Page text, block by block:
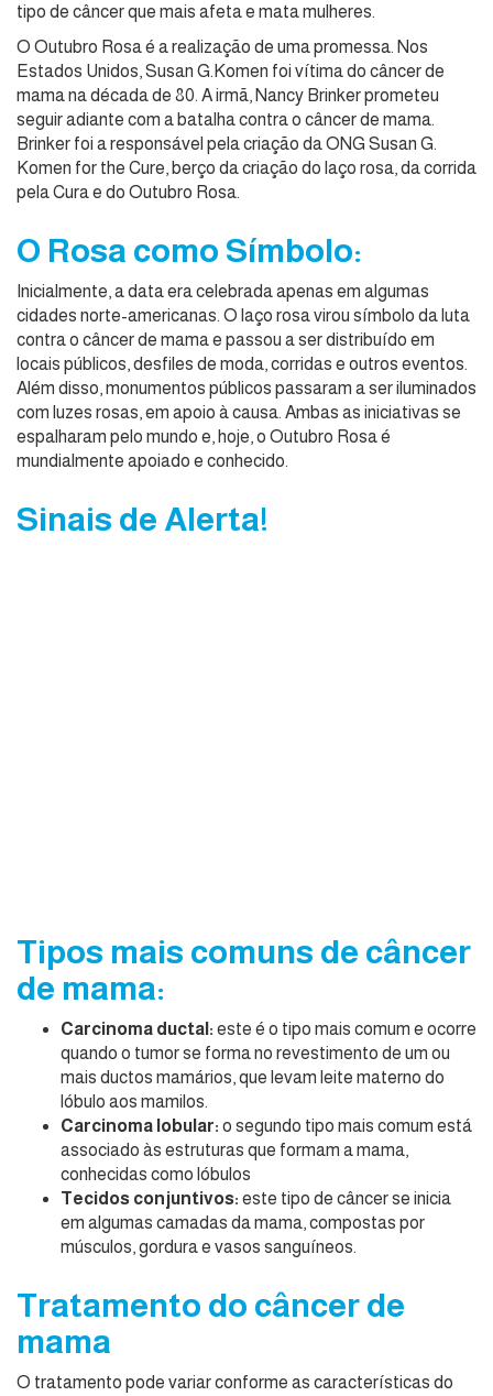
tipo de câncer que mais afeta e mata mulheres.
O Outubro Rosa é a realização de uma promessa. Nos
Estados Unidos, Susan G.Komen foi vítima do câncer de
mama na década de 80. A irmã, Nancy Brinker prometeu
seguir adiante com a batalha contra o câncer de mama.
Brinker foi a responsável pela criação da ONG Susan G.
Komen for the Cure, berço da criação do laço rosa, da corrida
pela Cura e do Outubro Rosa.
O Rosa como Símbolo:
Inicialmente, a data era celebrada apenas em algumas
cidades norte-americanas. O laço rosa virou símbolo da luta
contra o câncer de mama e passou a ser distribuído em
locais públicos, desfiles de moda, corridas e outros eventos.
Além disso, monumentos públicos passaram a ser iluminados
com luzes rosas, em apoio à causa. Ambas as iniciativas se
espalharam pelo mundo e, hoje, o Outubro Rosa é
mundialmente apoiado e conhecido.
Sinais de Alerta!
Tipos mais comuns de câncer
de mama:
Carcinoma ductal: este é o tipo mais comum e ocorre
quando o tumor se forma no revestimento de um ou
mais ductos mamários, que levam leite materno do
lóbulo aos mamilos.
Carcinoma lobular: o segundo tipo mais comum está
associado às estruturas que formam a mama,
conhecidas como lóbulos
Tecidos conjuntivos: este tipo de câncer se inicia
em algumas camadas da mama, compostas por
músculos, gordura e vasos sanguíneos.
Tratamento do câncer de
mama
O tratamento pode variar conforme as características do